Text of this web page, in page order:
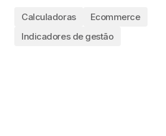
Calculadoras
Ecommerce
Indicadores de gestão